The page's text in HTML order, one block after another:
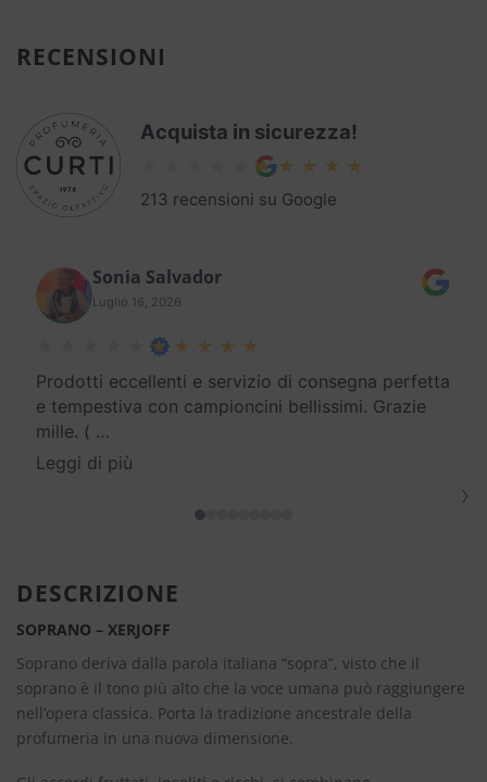
RECENSIONI
Acquista in sicurezza!
213 recensioni su Google
Sonia Salvador
Luglio 16, 2026
Prodotti eccellenti e servizio di consegna perfetta
e tempestiva con campioncini bellissimi. Grazie
mille. ( …
Leggi di più
›
DESCRIZIONE
SOPRANO – XERJOFF
Soprano deriva dalla parola italiana “sopra”, visto che il
soprano è il tono più alto che la voce umana può raggiungere
nell’opera classica. Porta la tradizione ancestrale della
profumeria in una nuova dimensione.